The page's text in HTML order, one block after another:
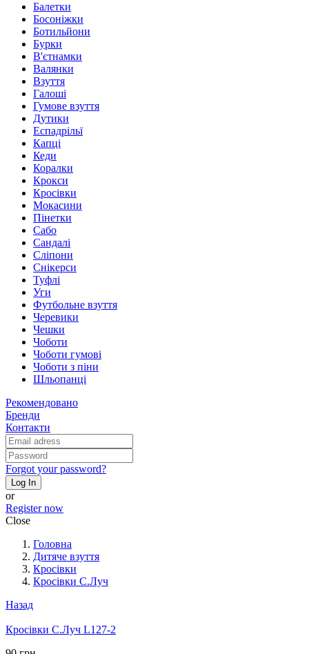
Балетки
Босоніжки
Ботильйони
Бурки
В'єтнамки
Валянки
Взуття
Галоші
Гумове взуття
Дутики
Еспадрільї
Капці
Кеди
Коралки
Крокси
Кросівки
Мокасини
Пінетки
Сабо
Сандалі
Сліпони
Снікерси
Туфлі
Уги
Футбольне взуття
Черевики
Чешки
Чоботи
Чоботи гумові
Чоботи з піни
Шльопанці
Рекомендовано
Бренди
Контакти
Forgot your password?
Log In
or
Register now
Close
Головна
Дитяче взуття
Кросівки
Кросівки С.Луч
Назад
Кросівки С.Луч L127-2